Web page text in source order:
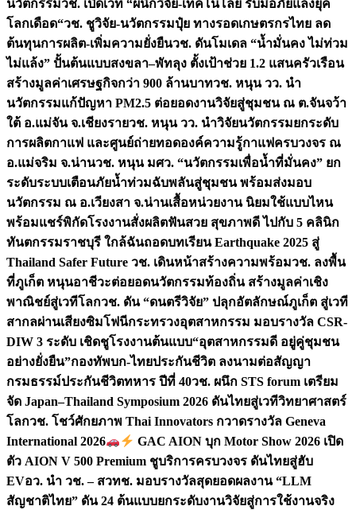
นวัตกรรมวช. เปิดเวที “ผนึกวิจัย-เทคโนโลยี รับมือภัยแล้งยุค
โลกเดือด“วช. ชูวิจัย-นวัตกรรมปุ๋ย ทางรอดเกษตรกรไทย ลด
ต้นทุนการผลิต-เพิ่มความยั่งยืนวช. ดันโมเดล “น้ำมั่นคง ไม่ท่วม
ไม่แล้ง” ปั้นต้นแบบสงขลา–พัทลุง ตั้งเป้าช่วย 1.2 แสนครัวเรือน
สร้างมูลค่าเศรษฐกิจกว่า 900 ล้านบาทวช. หนุน วว. นำ
นวัตกรรมแก้ปัญหา PM2.5 ต่อยอดงานวิจัยสู่ชุมชน ณ ต.จันจว้า
ใต้ อ.แม่จัน จ.เชียงรายวช. หนุน วว. นำวิจัยนวัตกรรมยกระดับ
การผลิตกาแฟ และศูนย์ถ่ายทอดองค์ความรู้กาแฟครบวงจร ณ
อ.แม่จริม จ.น่านวช. หนุน มศว. “นวัตกรรมเพื่อน้ำที่มั่นคง” ยก
ระดับระบบเตือนภัยน้ำท่วมฉับพลันสู่ชุมชน พร้อมส่งมอบ
นวัตกรรม ณ อ.เวียงสา จ.น่านเสื้อหน่วยงาน นิยมใช้แบบไหน
พร้อมแชร์พิกัดโรงงานสั่งผลิตฟันสวย สุขภาพดี ไปกับ 5 คลินิก
ทันตกรรมราชบุรี ใกล้ฉันถอดบทเรียน Earthquake 2025 สู่
Thailand Safer Future วช. เดินหน้าสร้างความพร้อมวช. ลงพื้น
ที่ภูเก็ต หนุนอาชีวะต่อยอดนวัตกรรมท้องถิ่น สร้างมูลค่าเชิง
พาณิชย์สู่เวทีโลกวช. ดัน “ดนตรีวิจัย” ปลุกอัตลักษณ์ภูเก็ต สู่เวที
สากลผ่านเสียงซิมโฟนีกระทรวงอุตสาหกรรม มอบรางวัล CSR-
DIW 3 ระดับ เชิดชูโรงงานต้นแบบ“อุตสาหกรรมดี อยู่คู่ชุมชน
อย่างยั่งยืน”กองทัพบก-ไทยประกันชีวิต ลงนามต่อสัญญา
กรมธรรม์ประกันชีวิตทหาร ปีที่ 40วช. ผนึก STS forum เตรียม
จัด Japan–Thailand Symposium 2026 ดันไทยสู่เวทีวิทยาศาสตร์
โลกวช. โชว์ศักยภาพ Thai Innovators กวาดรางวัล Geneva
International 2026
GAC AION บุก Motor Show 2026 เปิด
ตัว AION V 500 Premium ชูบริการครบวงจร ดันไทยสู่ฮับ
EVอว. นำ วช. – สวทช. มอบรางวัลสุดยอดผลงาน “LLM
สัญชาติไทย” ดัน 24 ต้นแบบยกระดับงานวิจัยสู่การใช้งานจริง